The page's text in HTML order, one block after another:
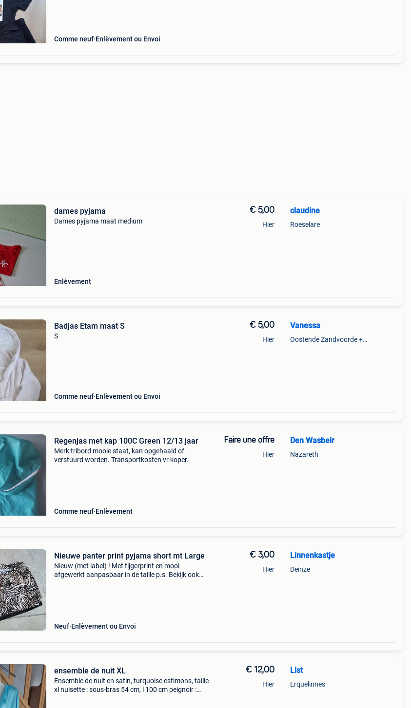
Comme neuf Enlèvement ou Envoi
dames pyjama
Dames pyjama maat medium
Enlèvement
€ 5,00
Hier
claudine
Roeselare
Badjas Etam maat S
S
Comme neuf Enlèvement ou Envoi
€ 5,00
Hier
Vanessa
Oostende Zandvoorde +Oostende
Regenjas met kap 100C Green 12/13 jaar
Merk:tribord mooie staat, kan opgehaald of
verstuurd worden. Transportkosten vr koper.
Comme neuf Enlèvement
Faire une offre
Hier
Den Wasbeir
Nazareth
Nieuwe panter print pyjama short mt Large
Nieuw (met label) ! Met tijgerprint en mooi
afgewerkt aanpasbaar in de taille p.s. Bekijk ook
Neuf Enlèvement ou Envoi
€ 3,00
Hier
Linnenkastje
Deinze
ensemble de nuit XL
Ensemble de nuit en satin, turquoise estimons, taille
xl nuisette : sous-bras 54 cm, l 100 cm peignoir :
€ 12,00
Hier
List
Erquelinnes